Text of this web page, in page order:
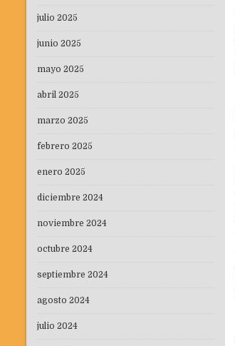
julio 2025
junio 2025
mayo 2025
abril 2025
marzo 2025
febrero 2025
enero 2025
diciembre 2024
noviembre 2024
octubre 2024
septiembre 2024
agosto 2024
julio 2024